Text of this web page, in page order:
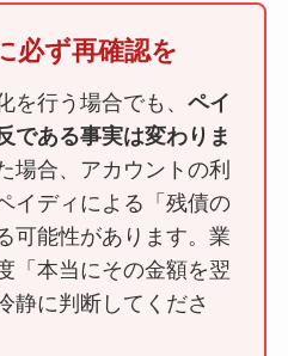
必ず再確認を
を行う場合でも、 ペイ
である事実は変わりま
場合、アカウントの利
イディによる「残債の
可能性があります。業
「本当にその金額を翌
静に判断してくださ